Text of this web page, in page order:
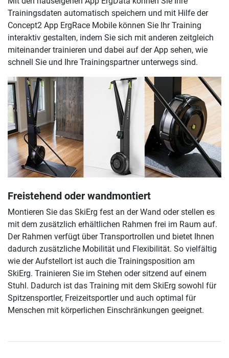
Trainingsdaten automatisch speichern und mit Hilfe der
Concept2 App ErgRace Mobile können Sie Ihr Training
interaktiv gestalten, indem Sie sich mit anderen zeitgleich
miteinander trainieren und dabei auf der App sehen, wie
schnell Sie und Ihre Trainingspartner unterwegs sind.
Freistehend oder wandmontiert
Montieren Sie das SkiErg fest an der Wand oder stellen es
mit dem zusätzlich erhältlichen Rahmen frei im Raum auf.
Der Rahmen verfügt über Transportrollen und bietet Ihnen
dadurch zusätzliche Mobilität und Flexibilität. So vielfältig
wie der Aufstellort ist auch die Trainingsposition am
SkiErg. Trainieren Sie im Stehen oder sitzend auf einem
Stuhl. Dadurch ist das Training mit dem SkiErg sowohl für
Spitzensportler, Freizeitsportler und auch optimal für
Menschen mit körperlichen Einschränkungen geeignet.